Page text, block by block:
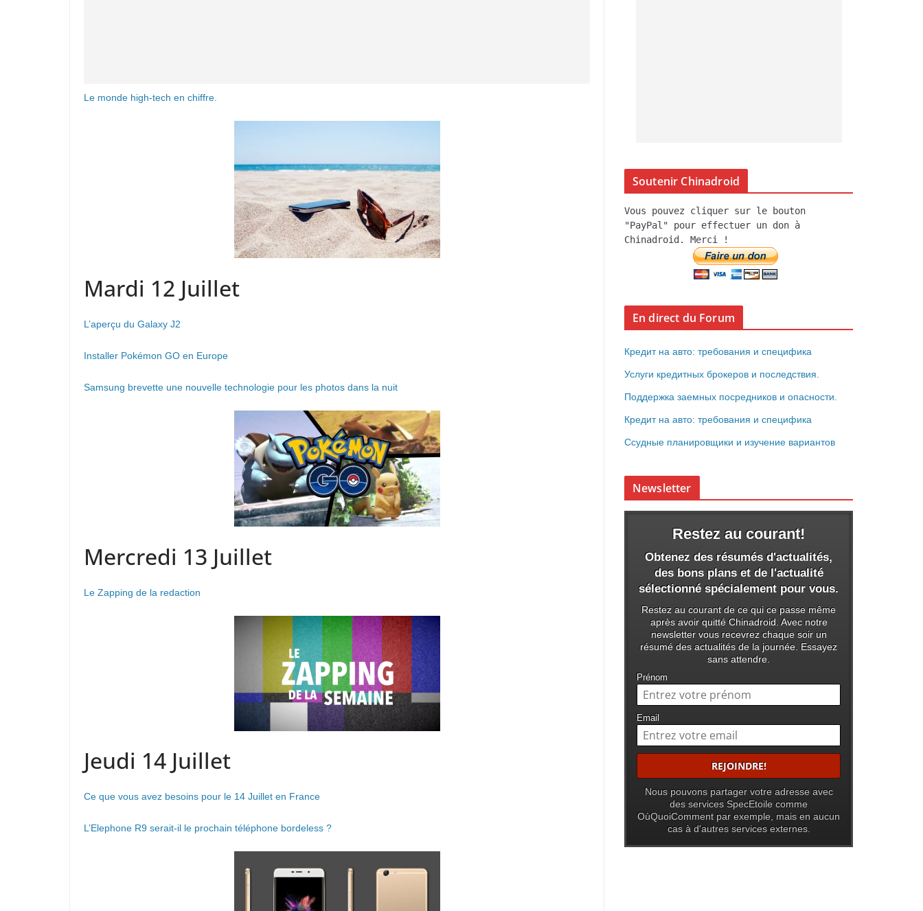
Le monde high-tech en chiffre.
Mardi 12 Juillet
L’aperçu du Galaxy J2
Installer Pokémon GO en Europe
Samsung brevette une nouvelle technologie pour les photos dans la nuit
Mercredi 13 Juillet
Le Zapping de la redaction
Jeudi 14 Juillet
Ce que vous avez besoins pour le 14 Juillet en France
L’Elephone R9 serait-il le prochain téléphone bordeless ?
Soutenir Chinadroid
Vous pouvez cliquer sur le bouton
"PayPal" pour effectuer un don à
Chinadroid. Merci !
En direct du Forum
Кредит на авто: требования и специфика
Услуги кредитных брокеров и последствия.
Поддержка заемных посредников и опасности.
Кредит на авто: требования и специфика
Ссудные планировщики и изучение вариантов
Newsletter
Restez au courant!
Obtenez des résumés d'actualités,
des bons plans et de l'actualité
sélectionné spécialement pour vous.
Restez au courant de ce qui ce passe même
après avoir quitté Chinadroid. Avec notre
newsletter vous recevrez chaque soir un
résumé des actualités de la journée. Essayez
sans attendre.
Prénom
Email
Nous pouvons partager votre adresse avec
des services SpecEtoile comme
OùQuoiComment par exemple, mais en aucun
cas à d'autres services externes.